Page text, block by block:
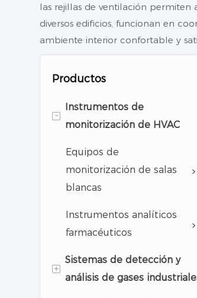
las rejillas de ventilación permiten
diversos edificios, funcionan en
ambiente interior confortable y
Productos
-
Instrumentos de
monitorización de HVAC
Equipos de
monitorización de salas
blancas
Instrumentos analíticos
farmacéuticos
+
Sistemas de detección y
análisis de gases